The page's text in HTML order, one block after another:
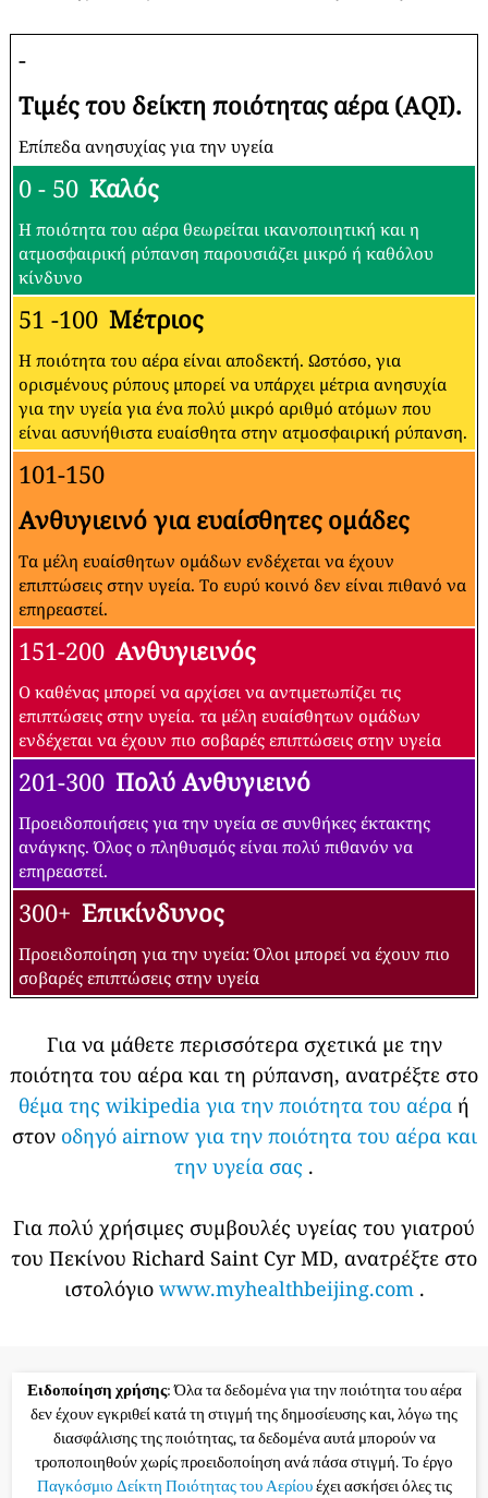
-
Τιμές του δείκτη ποιότητας αέρα (AQI).
Επίπεδα ανησυχίας για την υγεία
0 - 50 Καλός
Η ποιότητα του αέρα θεωρείται ικανοποιητική και η
ατμοσφαιρική ρύπανση παρουσιάζει μικρό ή καθόλου
κίνδυνο
51 -100 Μέτριος
Η ποιότητα του αέρα είναι αποδεκτή. Ωστόσο, για
ορισμένους ρύπους μπορεί να υπάρχει μέτρια ανησυχία
για την υγεία για ένα πολύ μικρό αριθμό ατόμων που
είναι ασυνήθιστα ευαίσθητα στην ατμοσφαιρική ρύπανση.
101-150
Ανθυγιεινό για ευαίσθητες ομάδες
Τα μέλη ευαίσθητων ομάδων ενδέχεται να έχουν
επιπτώσεις στην υγεία. Το ευρύ κοινό δεν είναι πιθανό να
επηρεαστεί.
151-200 Ανθυγιεινός
Ο καθένας μπορεί να αρχίσει να αντιμετωπίζει τις
επιπτώσεις στην υγεία. τα μέλη ευαίσθητων ομάδων
ενδέχεται να έχουν πιο σοβαρές επιπτώσεις στην υγεία
201-300 Πολύ Ανθυγιεινό
Προειδοποιήσεις για την υγεία σε συνθήκες έκτακτης
ανάγκης. Όλος ο πληθυσμός είναι πολύ πιθανόν να
επηρεαστεί.
300+ Επικίνδυνος
Προειδοποίηση για την υγεία: Όλοι μπορεί να έχουν πιο
σοβαρές επιπτώσεις στην υγεία
Για να μάθετε περισσότερα σχετικά με την
ποιότητα του αέρα και τη ρύπανση, ανατρέξτε στο
θέμα της wikipedia για την ποιότητα του αέρα ή
στον οδηγό airnow για την ποιότητα του αέρα και
την υγεία σας .
Για πολύ χρήσιμες συμβουλές υγείας του γιατρού
του Πεκίνου Richard Saint Cyr MD, ανατρέξτε στο
ιστολόγιο www.myhealthbeijing.com.
Ειδοποίηση χρήσης: Όλα τα δεδομένα για την ποιότητα του αέρα
δεν έχουν εγκριθεί κατά τη στιγμή της δημοσίευσης και, λόγω της
διασφάλισης της ποιότητας, τα δεδομένα αυτά μπορούν να
τροποποιηθούν χωρίς προειδοποίηση ανά πάσα στιγμή. Το έργο
Παγκόσμιο Δείκτη Ποιότητας του Αερίουέχει ασκήσει όλες τις